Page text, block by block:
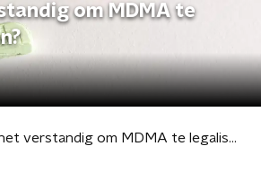
om MDMA te
Is het verstandig om MDMA te legaliseren?